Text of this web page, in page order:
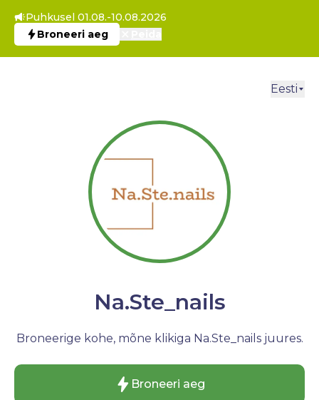
Puhkusel 01.08.-10.08.2026
Broneeri aeg
Eesti
Na.Ste_nails
Broneerige kohe, mõne klikiga Na.Ste_nails juures.
Broneeri aeg